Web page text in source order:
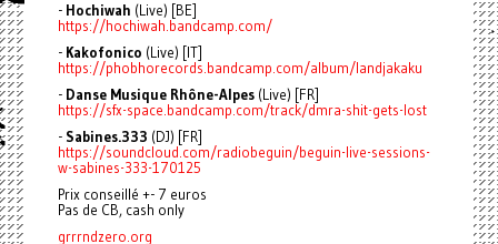
- Hochiwah (Live) [BE]
https://hochiwah.bandcamp.com/
-Kakofonico (Live) [IT]
https://phobhorecords.bandcamp.com/album/landjakaku
- Danse Musique Rhône-Alpes(Live) [FR]
https://sfx-space.bandcamp.com/track/dmra-shit-gets-lost
- Sabines.333 (DJ) [FR]
https://soundcloud.com/radiobeguin/beguin-live-sessions-
w-sabines-333-170125
Prix conseillé +- 7 euros
Pas de CB, cash only
grrrndzero.org